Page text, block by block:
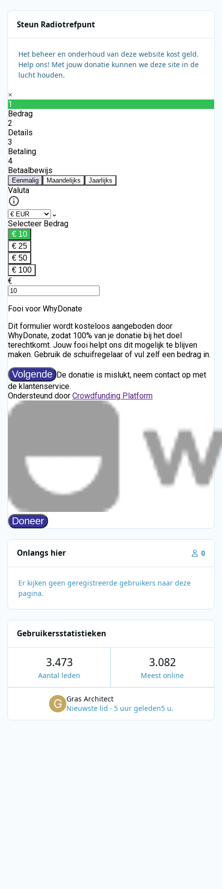
Steun Radiotrefpunt
Het beheer en onderhoud van deze website kost geld.
Help ons! Met jouw donatie kunnen we deze site in de
lucht houden.
Onlangs hier 0
Er kijken geen geregistreerde gebruikers naar deze
pagina.
Gebruikersstatistieken
3.473
Aantal leden
3.082
Meest online
Gras Architect
Nieuwste lid · 5 uur geleden5 u.